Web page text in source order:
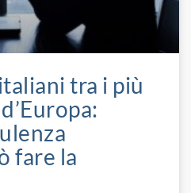
tra i più
fare la